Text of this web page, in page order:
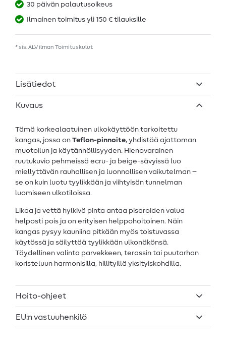
30 päivän palautusoikeus
Ilmainen toimitus yli 150 € tilauksille
* sis. ALV ilman Toimituskulut
Lisätiedot
Kuvaus
Tämä korkealaatuinen ulkokäyttöön tarkoitettu
kangas, jossa on Teflon-pinnoite, yhdistää ajattoman
muotoilun ja käytännöllisyyden. Hienovarainen
ruutukuvio pehmeissä ecru- ja beige-sävyissä luo
miellyttävän rauhallisen ja luonnollisen vaikutelman –
se on kuin luotu tyylikkään ja viihtyisän tunnelman
luomiseen ulkotiloissa.
Likaa ja vettä hylkivä pinta antaa pisaroiden valua
helposti pois ja on erityisen helppohoitoinen. Näin
kangas pysyy kauniina pitkään myös toistuvassa
käytössä ja säilyttää tyylikkään ulkonäkönsä.
Täydellinen valinta parvekkeen, terassin tai puutarhan
koristeluun harmonisilla, hillityillä yksityiskohdilla.
Hoito-ohjeet
EU:n vastuuhenkilö